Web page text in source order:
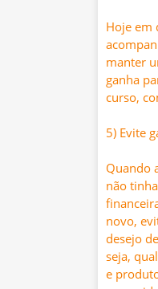
Hoje em
manter
ganha
curso,
5) Evite
Quando
não
novo,
desejo
seja,
e